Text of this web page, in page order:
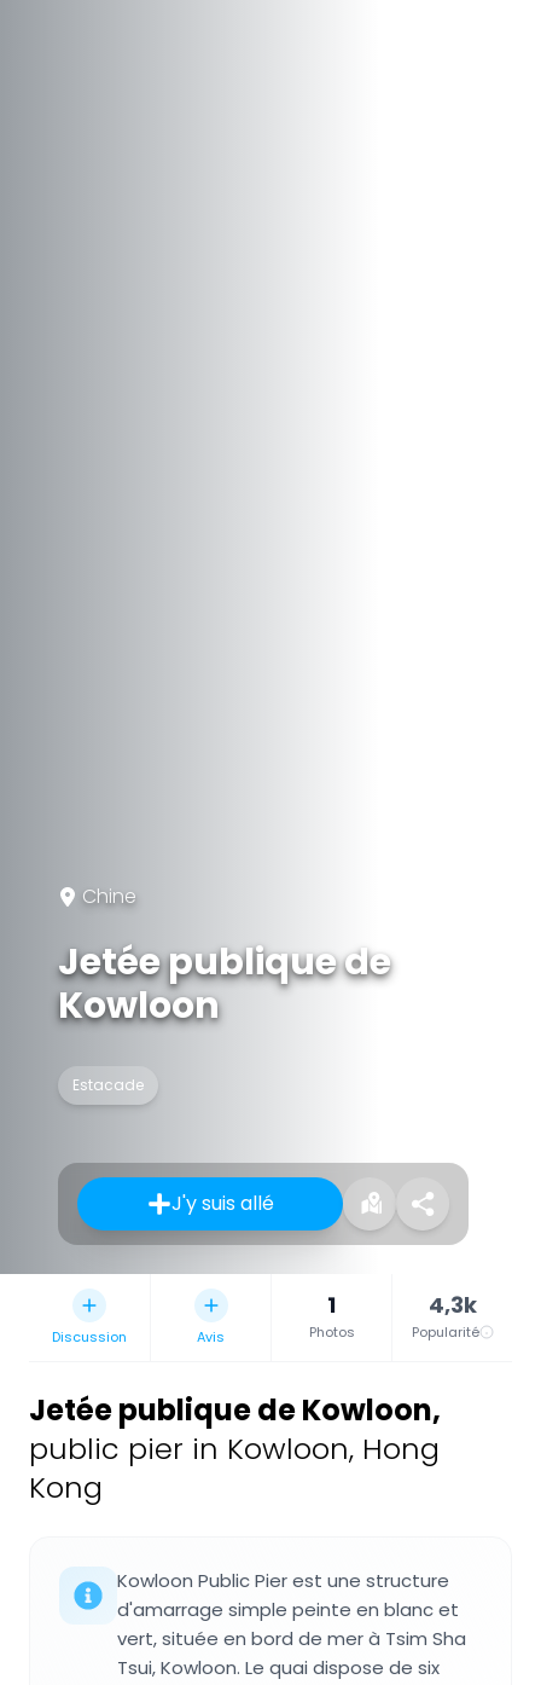
Chine
Jetée publique de
Kowloon
Estacade
J'y suis allé
Discussion Avis
1
Photos
4,3k
Popularité
Jetée publique de Kowloon,
public pier in Kowloon, Hong
Kong
Kowloon Public Pier est une structure
d'amarrage simple peinte en blanc et
vert, située en bord de mer à Tsim Sha
Tsui, Kowloon. Le quai dispose de six